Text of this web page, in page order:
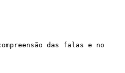
das falas e no